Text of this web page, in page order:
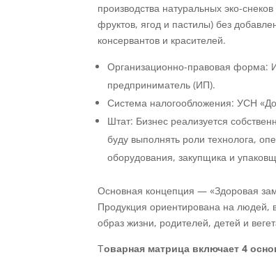
производства натуральных эко-
фруктов, ягод и пастилы) без
консервантов и красителей.
Организационно-правовая форма:
предприниматель (ИП).
Система налогообложения: УСН
Штат: Бизнес реализуется
буду выполнять роли технолога,
оборудования, закупщика и
Основная концепция — «Здоровая
Продукция ориентирована на людей,
образ жизни, родителей, детей и
Товарная матрица включает 4